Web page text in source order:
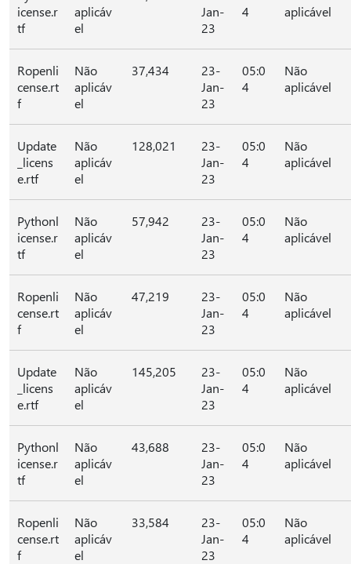
icense.r
tf
aplicáv
el
Jan-
23
4
aplicável
Ropenli
cense.rt
f
Não
aplicáv
el
37,434
23-
Jan-
23
05:0
4
Não
aplicável
Update
_licens
e.rtf
Não
aplicáv
el
128,021
23-
Jan-
23
05:0
4
Não
aplicável
Pythonl
icense.r
tf
Não
aplicáv
el
57,942
23-
Jan-
23
05:0
4
Não
aplicável
Ropenli
cense.rt
f
Não
aplicáv
el
47,219
23-
Jan-
23
05:0
4
Não
aplicável
Update
_licens
e.rtf
Não
aplicáv
el
145,205
23-
Jan-
23
05:0
4
Não
aplicável
Pythonl
icense.r
tf
Não
aplicáv
el
43,688
23-
Jan-
23
05:0
4
Não
aplicável
Ropenli
cense.rt
f
Não
aplicáv
el
33,584
23-
Jan-
23
05:0
4
Não
aplicável